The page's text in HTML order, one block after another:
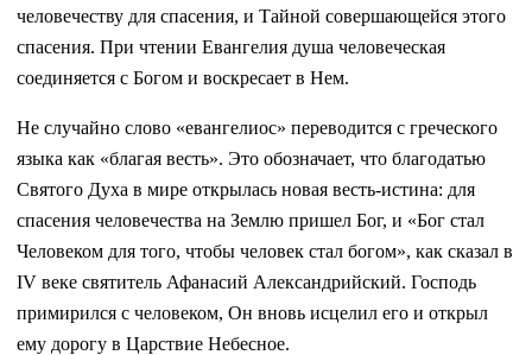
человечеству для спасения, и Тайной совершающейся этого
спасения. При чтении Евангелия душа человеческая
соединяется с Богом и воскресает в Нем.
Не случайно слово «евангелиос» переводится с греческого
языка как «благая весть». Это обозначает, что благодатью
Святого Духа в мире открылась новая весть-истина: для
спасения человечества на Землю пришел Бог, и «Бог стал
Человеком для того, чтобы человек стал богом», как сказал в
IV веке святитель Афанасий Александрийский. Господь
примирился с человеком, Он вновь исцелил его и открыл
ему дорогу в Царствие Небесное.